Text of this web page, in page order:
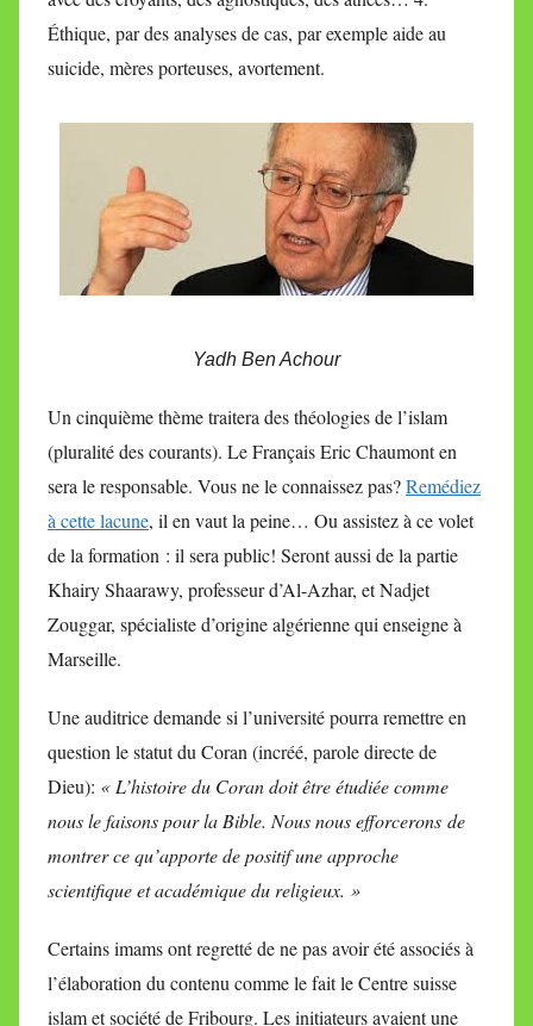
Éthique, par des analyses de cas, par exemple aide au
suicide, mères porteuses, avortement.
Yadh Ben Achour
Un cinquième thème traitera des théologies de l’islam
(pluralité des courants). Le Français Eric Chaumont en
sera le responsable. Vous ne le connaissez pas?Remédiez
à cette lacune, il en vaut la peine… Ou assistez à ce volet
de la formation : il sera public! Seront aussi de la partie
Khairy Shaarawy, professeur d’Al-Azhar, et Nadjet
Zouggar, spécialiste d’origine algérienne qui enseigne à
Marseille.
Une auditrice demande si l’université pourra remettre en
question le statut du Coran (incréé, parole directe de
Dieu): « L’histoire du Coran doit être étudiée comme
nous le faisons pour la Bible. Nous nous efforcerons de
montrer ce qu’apporte de positif une approche
scientifique et académique du religieux. »
Certains imams ont regretté de ne pas avoir été associés à
l’élaboration du contenu comme le fait le Centre suisse
islam et société de Fribourg. Les initiateurs avaient une